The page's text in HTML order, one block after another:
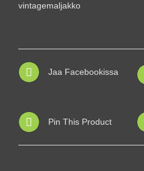
vintagemaljakko
Jaa Facebookissa
Pin This Product